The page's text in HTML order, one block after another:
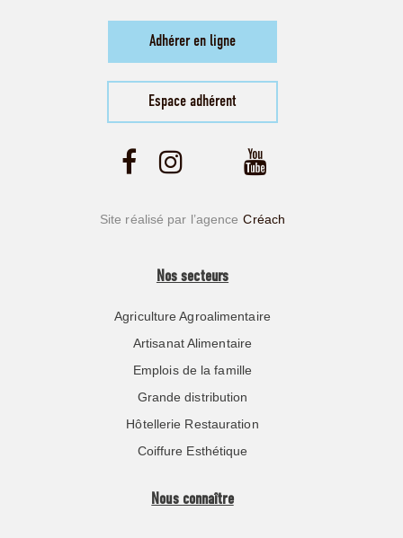
Adhérer en ligne
Espace adhérent
Site réalisé par l’agence Créach
Nos secteurs
Agriculture Agroalimentaire
Artisanat Alimentaire
Emplois de la famille
Grande distribution
Hôtellerie Restauration
Coiffure Esthétique
Nous connaître